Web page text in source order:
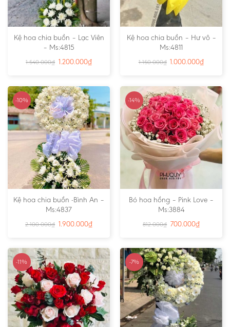
Kệ hoa chia buồn – Lạc Viên
– Ms:4815
1.540.000₫ 1.200.000₫
Kệ hoa chia buồn – Hư vô –
Ms:4811
1.150.000₫ 1.000.000₫
-10%
Kệ hoa chia buồn -Bình An –
Ms:4837
2.100.000₫ 1.900.000₫
-14%
Bó hoa hồng – Pink Love –
Ms:3884
812.000₫ 700.000₫
-11% -7%